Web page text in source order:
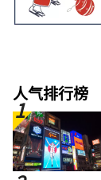
人气排行榜